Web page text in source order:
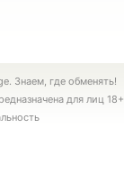
Знаем, где обменять!
для лиц 18+